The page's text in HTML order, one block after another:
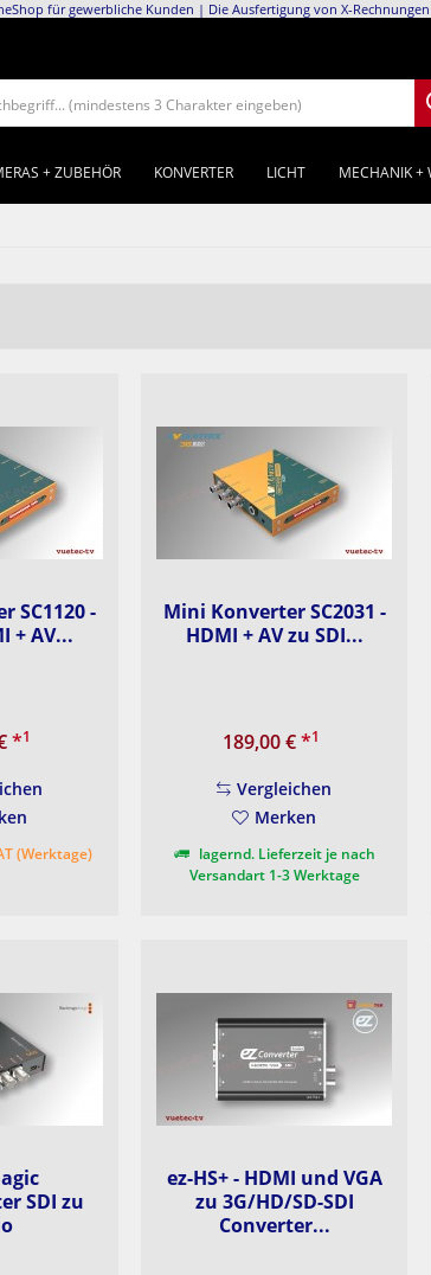
für gewerbliche Kunden | Die Ausfertigung von X-
(mindestens 3 Charakter eingeben)
+ ZUBEHÖR KONVERTER LICHT MECHANIK +
SC1120 -
+ AV...
*1
(Werktage)
Mini Konverter SC2031 -
HDMI + AV zu SDI...
189,00 €*1
Vergleichen
Merken
lagernd. Lieferzeit je nach
Versandart 1-3 Werktage
SDI zu
ez-HS+ - HDMI und VGA
zu 3G/HD/SD-SDI
Converter...